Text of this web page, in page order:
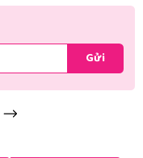
Gửi